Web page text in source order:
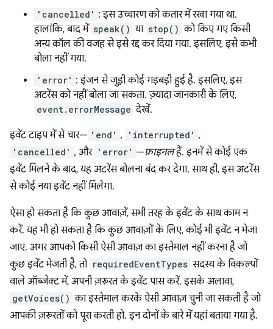
'cancelled' : इस उच्चारण को कतार में रखा गया था.
हालांकि, बाद में speak() या stop() को किए गए किसी
अन्य कॉल की वजह से इसे रद्द कर दिया गया. इसलिए, इसे कभी
बोला नहीं गया.
'error' : इंजन से जुड़ी कोई गड़बड़ी हुई है. इसलिए, इस
अटरेंस को नहीं बोला जा सकता. ज़्यादा जानकारी के लिए,
event.errorMessage देखें.
इवेंट टाइप में से चार— 'end' , 'interrupted' ,
'cancelled' , और 'error' —फ़ाइनलहैं. इनमें से कोई एक
इवेंट मिलने के बाद, यह अटरेंस बोलना बंद कर देगा. साथ ही, इस अटरेंस
से कोई नया इवेंट नहीं मिलेगा.
ऐसा हो सकता है कि कुछ आवाज़ें, सभी तरह के इवेंट के साथ काम न
करें. यह भी हो सकता है कि कुछ आवाज़ों के लिए, कोई भी इवेंट न भेजा
जाए. अगर आपको किसी ऐसी आवाज़ का इस्तेमाल नहीं करना है जो
कुछ इवेंट भेजती है, तो requiredEventTypes सदस्य के विकल्पों
वाले ऑब्जेक्ट में, अपनी ज़रूरत के इवेंट पास करें. इसके अलावा,
getVoices() का इस्तेमाल करके ऐसी आवाज़ चुनी जा सकती है जो
आपकी ज़रूरतों को पूरा करती हो. इन दोनों के बारे में यहां बताया गया है.